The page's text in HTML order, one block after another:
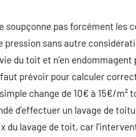
soupçonne pas forcément les
pression sans autre
du toit et n’en endommagent
prévoir pour calculer
change de 10€ à 15€/m²
d’effectuer un lavage de
lavage de toit, car